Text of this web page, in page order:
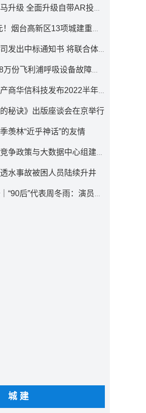
全面升级自带AR投影创新交互方式
台高新区13项城建重点工程开工
通知书 将联合体中标1.36亿元总承包项目
浦呼吸设备故障报告 其中44份死亡案例
科技发布2022半年度报告 同比下滑2.92%
的秘诀》出版座谈会在京举行
羡林“近乎神话”的友情
政策与大数据中心组建成立
水事故被困人员陆续升井
表周冬雨：演员心里有底，得靠体验生活
城建